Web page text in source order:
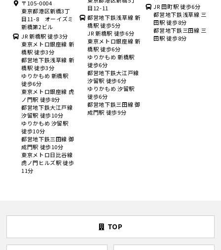
〒105-0004
東京都港区新橋3丁
目11-8 オーイズミ
新橋第2ビル
JR 新橋駅 徒歩3分
東京メトロ銀座線 新
橋駅 徒歩3分
都営地下鉄浅草線 新
橋駅 徒歩3分
ゆりかもめ 新橋駅
徒歩6分
東京メトロ銀座線 虎
ノ門駅 徒歩8分
都営地下鉄大江戸線
汐留駅 徒歩10分
ゆりかもめ 汐留駅
徒歩10分
都営地下鉄三田線 御
成門駅 徒歩10分
東京メトロ日比谷線
虎ノ門ヒルズ駅 徒歩
11分
目12-11
都営地下鉄浅草線 新
橋駅 徒歩5分
JR 新橋駅 徒歩6分
東京メトロ銀座線 新
橋駅 徒歩6分
ゆりかもめ 新橋駅
徒歩6分
都営地下鉄大江戸線
汐留駅 徒歩6分
ゆりかもめ 汐留駅
徒歩6分
都営地下鉄三田線 御
成門駅 徒歩9分
JR 田町駅 徒歩6分
都営地下鉄浅草線 三
田駅 徒歩8分
都営地下鉄三田線 三
田駅 徒歩8分
TOP